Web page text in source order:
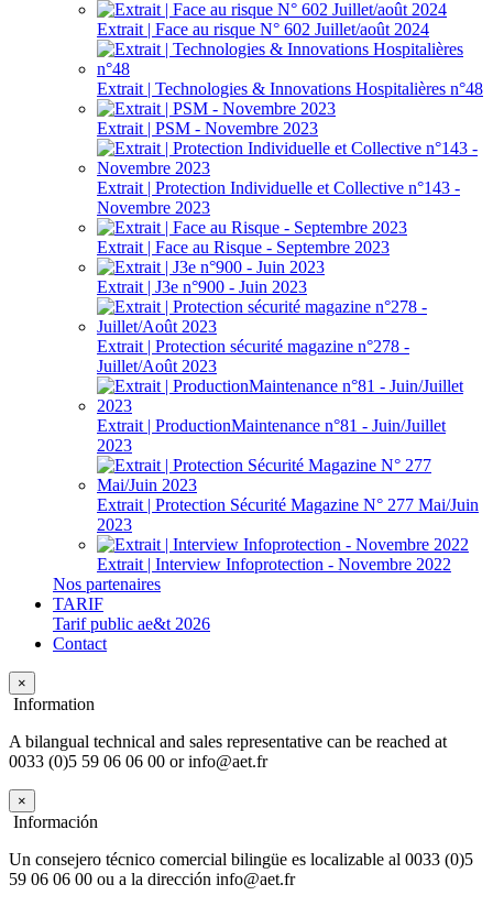
Extrait | Face au risque N° 602 Juillet/août 2024
Extrait | Technologies & Innovations Hospitalières n°48
Extrait | PSM - Novembre 2023
Extrait | Protection Individuelle et Collective n°143 -
Novembre 2023
Extrait | Face au Risque - Septembre 2023
Extrait | J3e n°900 - Juin 2023
Extrait | Protection sécurité magazine n°278 -
Juillet/Août 2023
Extrait | ProductionMaintenance n°81 - Juin/Juillet
2023
Extrait | Protection Sécurité Magazine N° 277 Mai/Juin
2023
Extrait | Interview Infoprotection - Novembre 2022
Nos partenaires
TARIF
Tarif public ae&t 2026
Contact
×
Information
A bilangual technical and sales representative can be reached at
0033 (0)5 59 06 06 00 or info@aet.fr
×
Información
Un consejero técnico comercial bilingüe es localizable al 0033 (0)5
59 06 06 00 ou a la dirección info@aet.fr